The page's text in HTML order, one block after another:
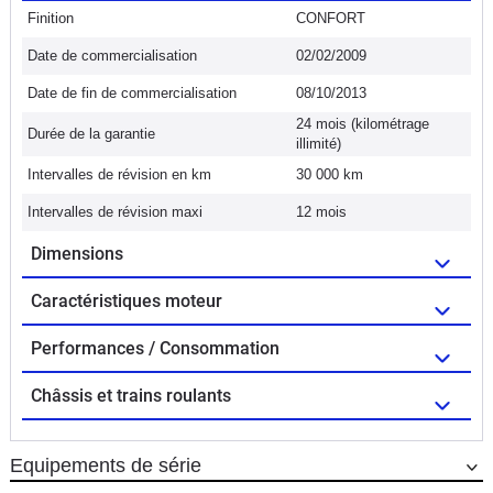
Finition CONFORT
Date de commercialisation 02/02/2009
Date de fin de commercialisation 08/10/2013
Durée de la garantie
24 mois (kilométrage
illimité)
Intervalles de révision en km
30 000 km
Intervalles de révision maxi 12 mois
Dimensions
Caractéristiques moteur
Performances / Consommation
Châssis et trains roulants
Equipements de série